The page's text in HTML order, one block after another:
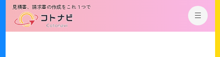
見積書、請求書の作成をこれ１つで